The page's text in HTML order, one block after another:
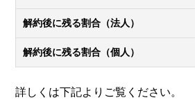
解約後に残る割合（法人）
解約後に残る割合（個人）
詳しくは下記よりご覧ください。